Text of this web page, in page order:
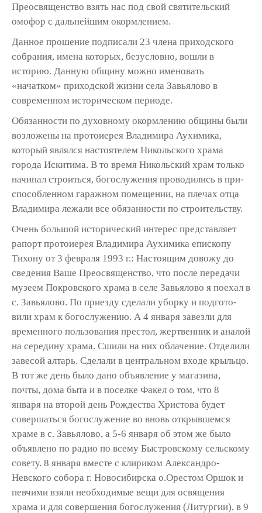
Преосвященство взять нас под свой святительский
омофор с дальнейшим окормлением.
Данное прошение подписали 23 члена приходского
собрания, имена которых, без­условно, вошли в
историю. Данную общину можно именовать
«начатком» приходской жизни села Завьялово в
современном исто­рическом периоде.
Обязанности по духовному окормлению общины были
возложены на протоиерея Владимира Аухимика,
который являлся настоя­телем Никольского храма
города Искитима. В то время Никольский храм только
начинал строиться, богослужения проводились в при­
способленном гаражном помещении, на пле­чах отца
Владимира лежали все обязанности по строительству.
Очень большой исторический интерес представляет
рапорт протоиерея Владимира Аухимика епископу
Тихону от 3 февраля 1993 г.: Настоящим довожу до
сведения Ваше Преосвященство, что после пере­дачи
музеем Покровского храма в селе Завьялово я поехал в
с. Завьялово. По приезду сделали уборку и подгото­
вили храм к богослужению. А 4 января завезли для
временного пользования престол, жертвенник и аналой
на сере­дину храма. Сшили на них облачение. Отделили
завесой алтарь. Сделали в центральном входе крыльцо.
В тот же день было дано объявление у магазина,
почты, дома быта и в поселке Факел о том, что 8
января на второй день Рождества Христова будет
совершаться богослужение во вновь открывшемся
храме в с. Завьялово, а 5-6 января об этом же было
объявлено по радио по всему Быстровскому сельскому
совету. 8 января вместе с клириком Александро-
Невского собора г. Новосибирска о.Оре­стом Оршок и
певчими взяли необходи­мые вещи для освящения
храма и для совершения богослужения (Литургии), в 9